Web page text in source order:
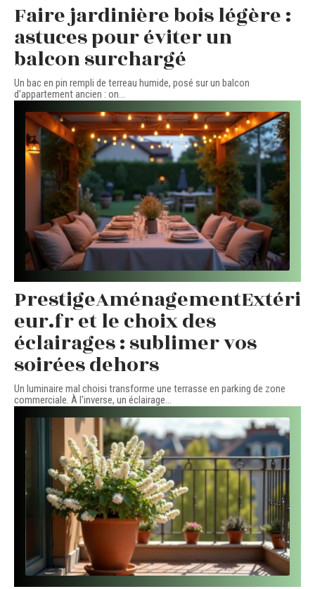
Faire jardinière bois légère :
astuces pour éviter un
balcon surchargé
Un bac en pin rempli de terreau humide, posé sur un balcon
d'appartement ancien : on…
PrestigeAménagementExtéri
eur.fr et le choix des
éclairages : sublimer vos
soirées dehors
Un luminaire mal choisi transforme une terrasse en parking de zone
commerciale. À l'inverse, un éclairage…